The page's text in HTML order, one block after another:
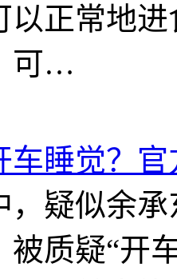
以正常地
可…
车睡觉？
，疑似余
被质疑“开